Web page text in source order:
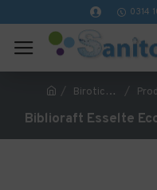
0314
Birotica si papetarie Produse pentru
Biblioraft Esselte